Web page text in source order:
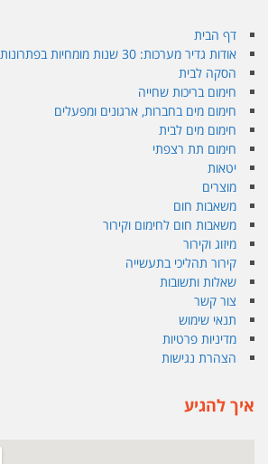
דף הבית
אודות גדיר מערכות: 30 שנות מומחיות בפתרונות אנרגיה מתקדמים
הסקה לבית
חימום בריכות שחייה
חימום מים בחברות, ארגונים ומפעלים
חימום מים לבית
חימום תת רצפתי
יטאות
מוצרים
משאבות חום
משאבות חום לחימום וקירור
מיזוג וקירור
קירור תהליכי בתעשייה
שאלות ותשובות
צור קשר
תנאי שימוש
מדיניות פרטיות
הצהרת נגישות
איך להגיע